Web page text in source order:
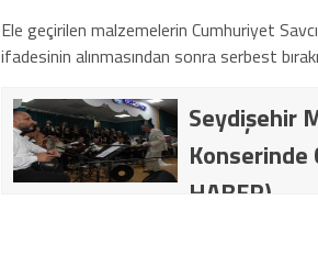
Ele geçirilen malzemelerin Cumhuriyet
ifadesinin alınmasından sonra serbest
Seydişehir
Konserinde
HABER)